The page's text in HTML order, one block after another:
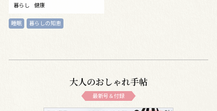
暮らし 健康
睡眠 暮らしの知恵
大人のおしゃれ手帖
最新号＆付録